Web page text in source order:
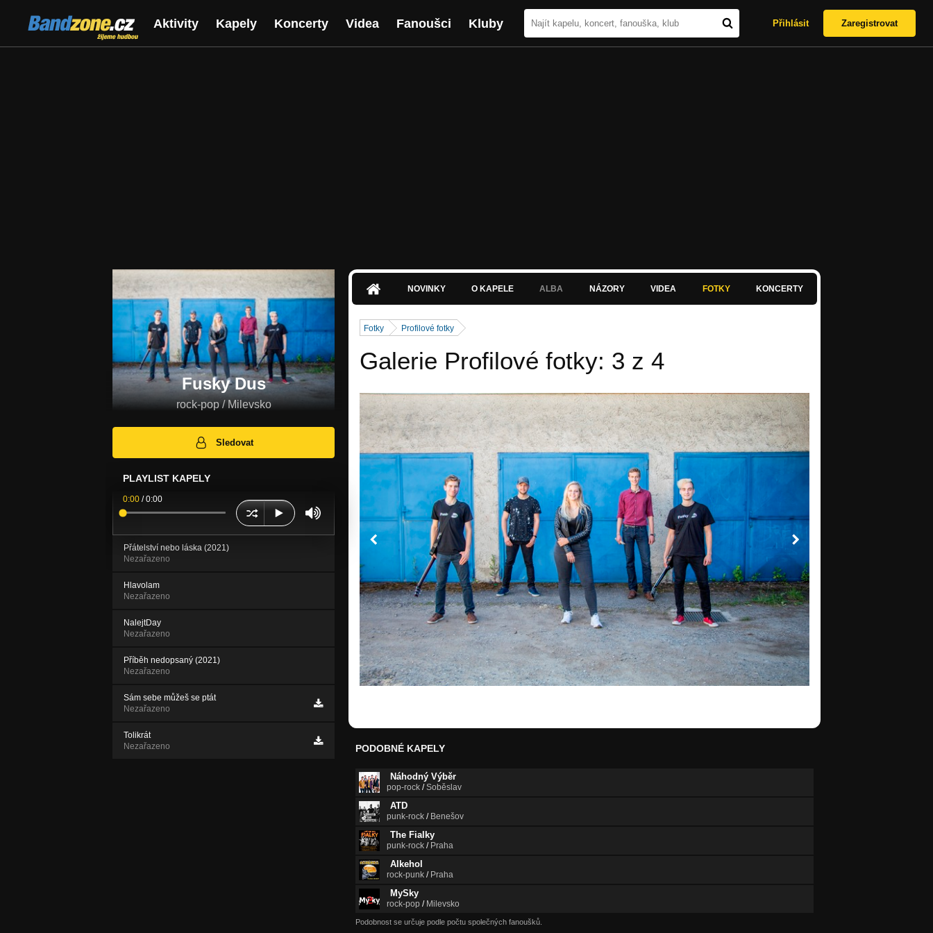
Bandzone.cz
žijeme hudbou
Aktivity Kapely Koncerty Videa Fanoušci Kluby Přihlásit Zaregistrovat
Fusky Dus
rock-pop / Milevsko
Sledovat
PLAYLIST KAPELY
0:00 /0:00
Přátelství nebo láska (2021)
Nezařazeno
Hlavolam
Nezařazeno
NalejtDay
Nezařazeno
Příběh nedopsaný (2021)
Nezařazeno
Sám sebe můžeš se ptát
Nezařazeno
Tolikrát
Nezařazeno
NOVINKY O KAPELE ALBA NÁZORY VIDEA FOTKY KONCERTY
Fotky Profilové fotky
Galerie Profilové fotky: 3 z 4
PODOBNÉ KAPELY
Náhodný Výběr
pop-rock /Soběslav
ATD
punk-rock / Benešov
The Fialky
punk-rock / Praha
Alkehol
rock-punk / Praha
MySky
rock-pop / Milevsko
Podobnost se určuje podle počtu společných fanoušků.